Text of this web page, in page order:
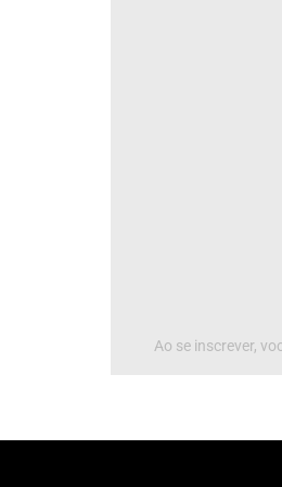
Ao se inscrever,